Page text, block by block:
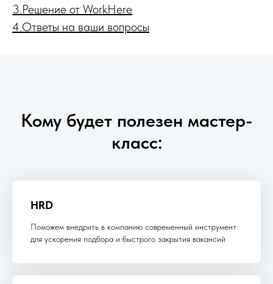
3.Решение от WorkHere
4.Ответы на ваши вопросы
Кому будет полезен мастер-
класс:
HRD
Поможем внедрить в компанию современный инструмент
для ускорения подбора и быстрого закрытия вакансий